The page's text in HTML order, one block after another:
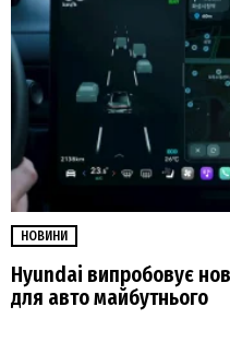
НОВИНИ
Hyundai випробовує
для авто майбутнього